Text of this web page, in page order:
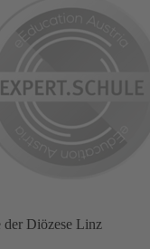
der Diözese Linz